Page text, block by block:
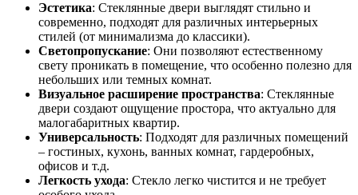
Эстетика: Стеклянные двери выглядят стильно и
современно, подходят для различных интерьерных
стилей (от минимализма до классики).
Светопропускание: Они позволяют естественному
свету проникать в помещение, что особенно полезно для
небольших или темных комнат.
Визуальное расширение пространства: Стеклянные
двери создают ощущение простора, что актуально для
малогабаритных квартир.
Универсальность: Подходят для различных помещений
– гостиных, кухонь, ванных комнат, гардеробных,
офисов и т.д.
Легкость ухода: Стекло легко чистится и не требует